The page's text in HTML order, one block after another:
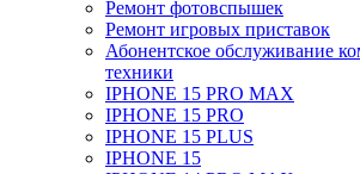
Ремонт фотовспышек
Ремонт игровых приставок
Абонентское обслуживание
техники
IPHONE 15 PRO MAX
IPHONE 15 PRO
IPHONE 15 PLUS
IPHONE 15